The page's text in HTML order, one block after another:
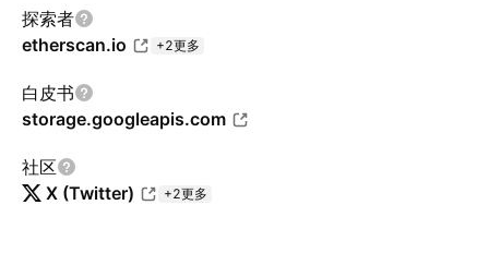
探索者
etherscan.io
+2更多
白皮书
storage.googleapis.com
社区
X (Twitter)
+2更多